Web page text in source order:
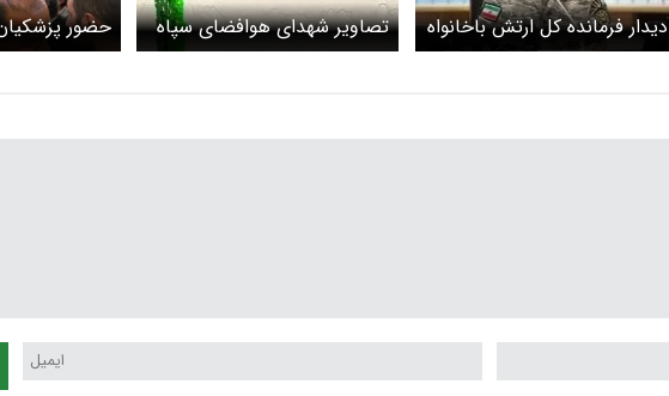
دیدار فرمانده کل ارتش باخانوا‌ه
شهید محمدعلیزاده
تصاویر شهدای هوافضای سپاه
منتشر شد
حضور
گرامیداشت